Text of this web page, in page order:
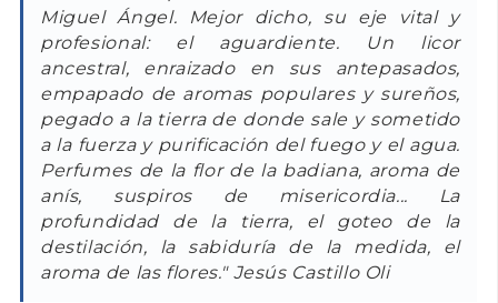
Miguel Ángel. Mejor dicho, su eje vital y
profesional: el aguardiente. Un licor
ancestral, enraizado en sus antepasados,
empapado de aromas populares y sureños,
pegado a la tierra de donde sale y sometido
a la fuerza y purificación del fuego y el agua.
Perfumes de la flor de la badiana, aroma de
anís, suspiros de misericordia... La
profundidad de la tierra, el goteo de la
destilación, la sabiduría de la medida, el
aroma de las flores." Jesús Castillo Oli